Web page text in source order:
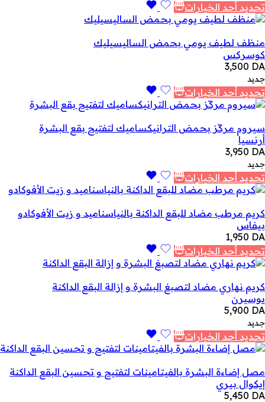
تحديد أحد الخيارات
منظف ​​لطيف يومي بحمض الساليسيليك
كوسركس
3,500 DA
جديد
تحديد أحد الخيارات
سيروم مركّز بحمض الترانيكساميك لتفتيح بقع البشرة
أرنسيا
3,950 DA
جديد
تحديد أحد الخيارات
كريم مرطب مضاد للبقع الداكنة بالنياسناميد و زيت الأفوكادو
بيفاس
1,950 DA
تحديد أحد الخيارات
كريم نهاري مضاد لتصبغ البشرة و إزالة البقع الداكنة
يوسيرن
5,900 DA
جديد
تحديد أحد الخيارات
مصل إضاءة البشرة بالفيتامينات لتفتيح و تحسين البقع الداكنة
إيكوال بيري
5,450 DA